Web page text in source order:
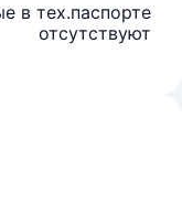
в тех.паспорте
отсутствуют